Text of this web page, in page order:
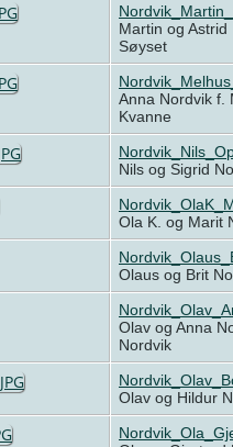
Martin og
Søyset
Anna Nordvik f.
Kvanne
Nils og Sigrid
Ola K. og Marit
Olaus og Brit
Olav og Anna
Nordvik
Olav og Hildur